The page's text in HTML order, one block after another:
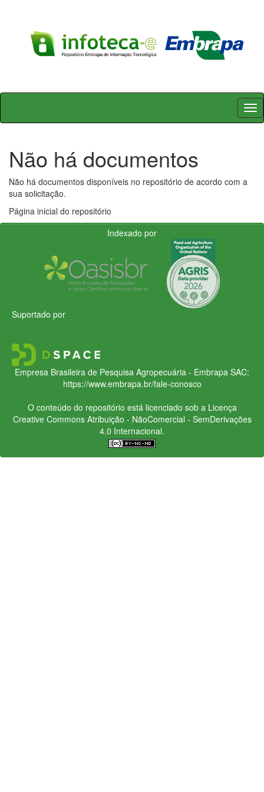
Skip
Não há documentos
Não há documentos disponíveis no repositório de acordo com a
sua solicitação.
Página inicial do repositório
Indexado por
Suportado por
Empresa Brasileira de Pesquisa Agropecuária - Embrapa SAC:
https://www.embrapa.br/fale-conosco
O conteúdo do repositório está licenciado sob a Licença
Creative CommonsAtribuição - NãoComercial - SemDerivações
4.0 Internacional.